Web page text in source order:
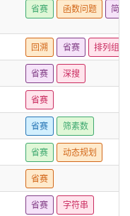
省赛 函数问题 简单
回溯 省赛 排列组合
省赛 深搜
省赛
省赛 筛素数
省赛 动态规划
省赛
省赛 字符串